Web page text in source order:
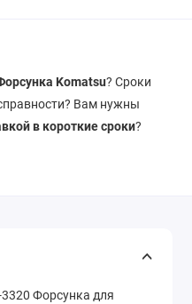
Komatsu? Сроки
Вам нужны
в короткие сроки?
Форсунка для